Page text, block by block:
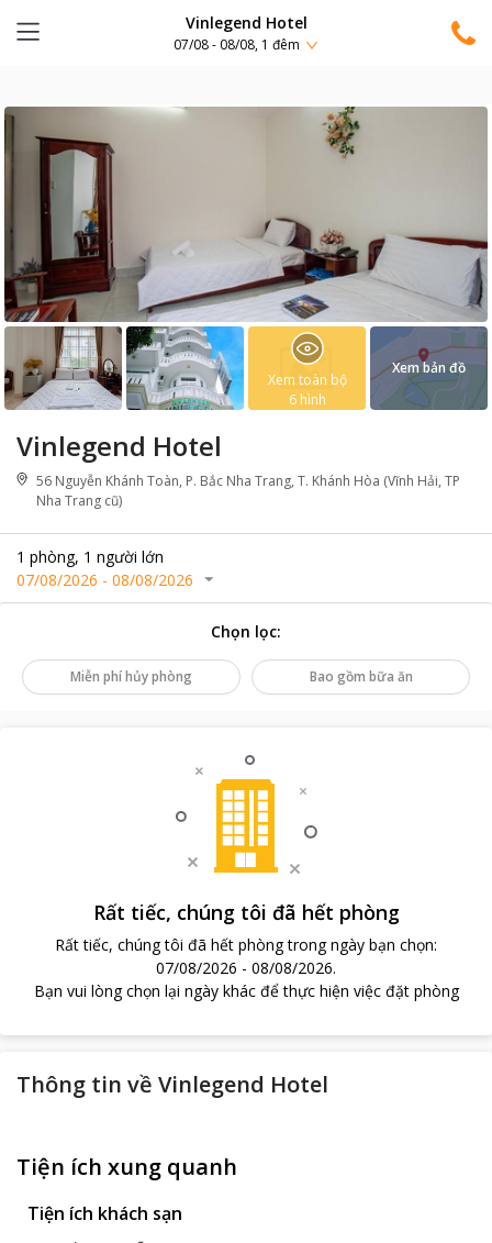
Vinlegend Hotel
07/08 - 08/08, 1 đêm
Vinlegend Hotel
56 Nguyễn Khánh Toàn, P. Bắc Nha Trang, T. Khánh Hòa (Vĩnh Hải, TP
Nha Trang cũ)
1 phòng, 1 người lớn
07/08/2026 - 08/08/2026
Xem toàn bộ
6 hình
Xem bản đồ
Chọn lọc:
Miễn phí hủy phòng Bao gồm bữa ăn
Rất tiếc, chúng tôi đã hết phòng
Rất tiếc, chúng tôi đã hết phòng trong ngày bạn chọn:
07/08/2026 - 08/08/2026.
Bạn vui lòng chọn lại ngày khác để thực hiện việc đặt phòng
Thông tin về Vinlegend Hotel
Tiện ích xung quanh
Tiện ích khách sạn